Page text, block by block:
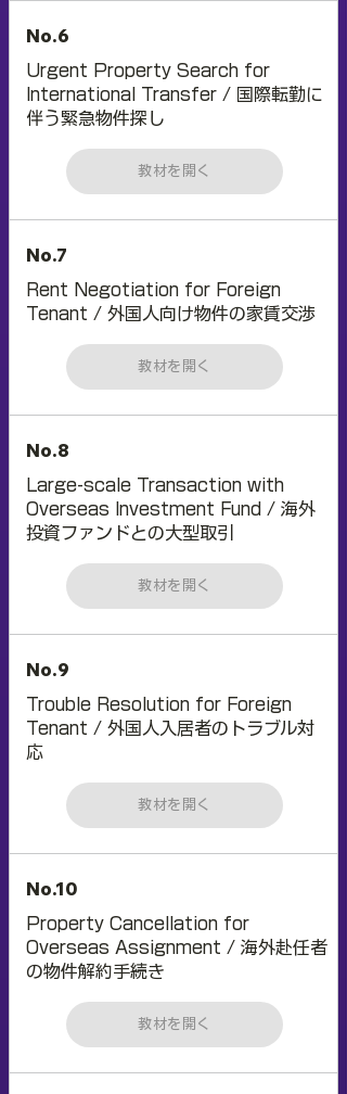
No.6
Urgent Property Search for
International Transfer / 国際転勤に
伴う緊急物件探し
教材を開く
No.7
Rent Negotiation for Foreign
Tenant / 外国人向け物件の家賃交渉
教材を開く
No.8
Large-scale Transaction with
Overseas Investment Fund / 海外
投資ファンドとの大型取引
教材を開く
No.9
Trouble Resolution for Foreign
Tenant / 外国人入居者のトラブル対
応
教材を開く
No.10
Property Cancellation for
Overseas Assignment / 海外赴任者
の物件解約手続き
教材を開く